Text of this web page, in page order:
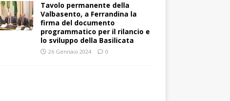
Tavolo permanente della
Valbasento, a Ferrandina la
firma del documento
programmatico per il rilancio e
lo sviluppo della Basilicata
26 Gennaio 2024 0